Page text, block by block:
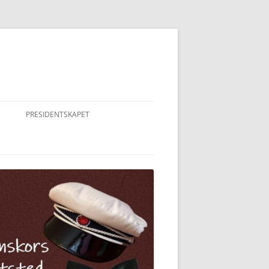
PRESIDENTSKAPET